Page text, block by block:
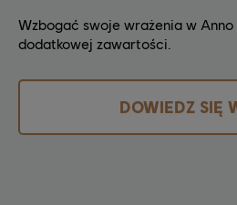
Wzbogać swoje wrażenia w Anno
dodatkowej zawartości.
DOWIEDZ SIĘ